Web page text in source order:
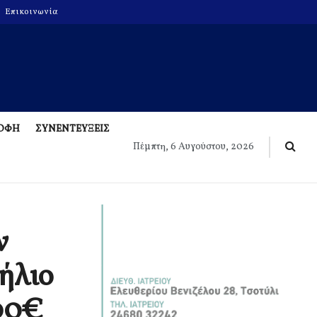
Επικοινωνία
ΣΥΝΕΝΤΕΥΞΕΙΣ
Πέμπτη, 6 Αυγούστου, 2026